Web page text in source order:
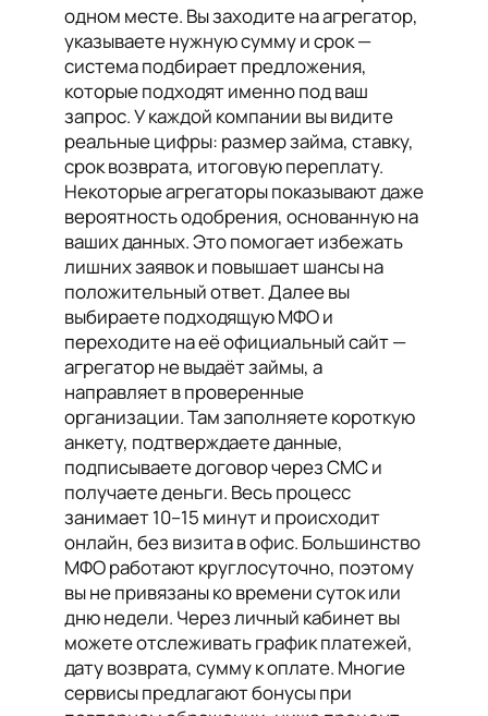
одном месте. Вы заходите на агрегатор,
указываете нужную сумму и срок —
система подбирает предложения,
которые подходят именно под ваш
запрос. У каждой компании вы видите
реальные цифры: размер займа, ставку,
срок возврата, итоговую переплату.
Некоторые агрегаторы показывают даже
вероятность одобрения, основанную на
ваших данных. Это помогает избежать
лишних заявок и повышает шансы на
положительный ответ. Далее вы
выбираете подходящую МФО и
переходите на её официальный сайт —
агрегатор не выдаёт займы, а
направляет в проверенные
организации. Там заполняете короткую
анкету, подтверждаете данные,
подписываете договор через СМС и
получаете деньги. Весь процесс
занимает 10–15 минут и происходит
онлайн, без визита в офис. Большинство
МФО работают круглосуточно, поэтому
вы не привязаны ко времени суток или
дню недели. Через личный кабинет вы
можете отслеживать график платежей,
дату возврата, сумму к оплате. Многие
сервисы предлагают бонусы при